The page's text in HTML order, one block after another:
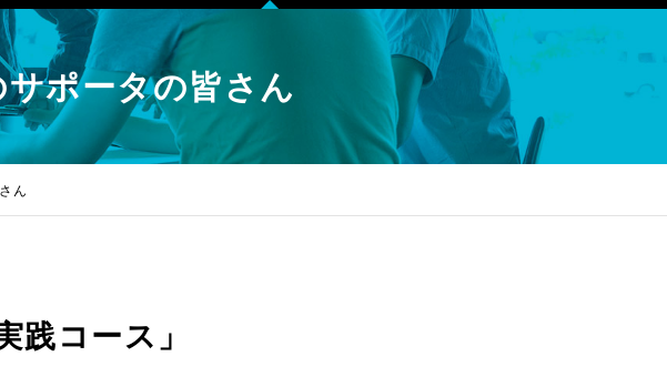
ポータの皆さん
ん
コース」